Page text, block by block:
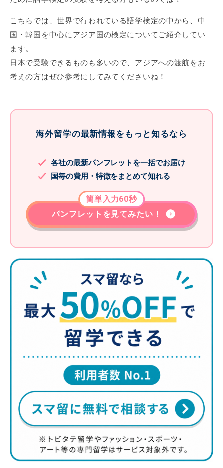
こちらでは、世界で行われている語学検定の中から、中
国・韓国を中心にアジア国の検定についてご紹介してい
ます。
日本で受験できるものも多いので、アジアへの渡航をお
考えの方はぜひ参考にしてみてくださいね！
海外留学の最新情報をもっと知るなら
各社の最新パンフレットを一括でお届け
国毎の費用・特徴をまとめて知れる
パンフレットを見てみたい！
簡単入力60秒